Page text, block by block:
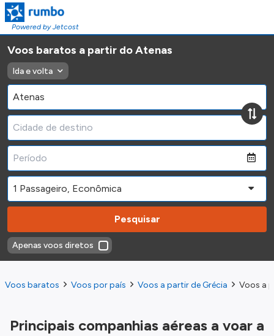
Powered by Jetcost
Voos baratos a partir do Atenas
Ida e volta
Pesquisar
Apenas voos diretos
Voos baratos Voos por país Voos a partir de Grécia Voos a
Principais companhias aéreas a voar a